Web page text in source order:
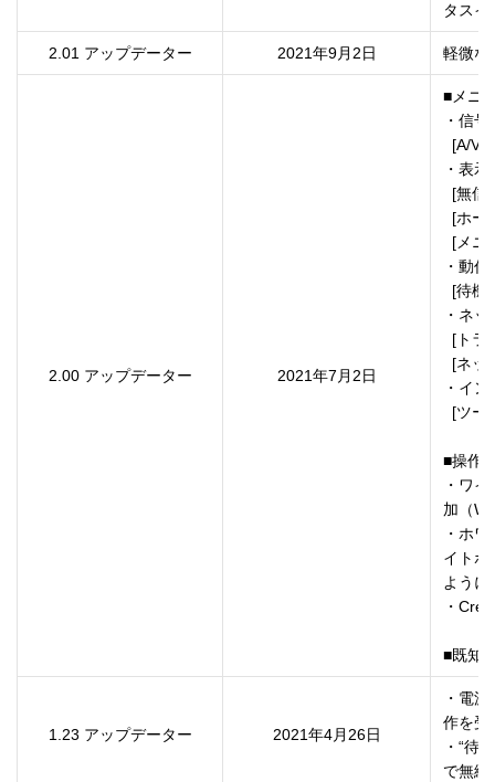
タスイ
2.01 アップデーター 2021年9月2日 軽微な
2.00 アップデーター 2021年7月2日
■メニ
・信
・表示
・動作
・ネ
・イ
■操作
・ワ
加（
・ホ
イトボ
ように
・
1.23 アップデーター 2021年4月26日
・電
作を受
・“待
で無線